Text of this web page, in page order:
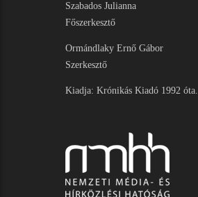
Szabados Julianna
Főszerkesztő
Ormándlaky Ernő Gábor
Szerkesztő
Kiadja: Krónikás Kiadó 1992 óta.